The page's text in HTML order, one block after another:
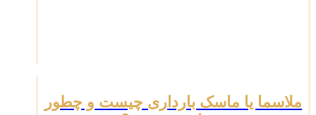
ملاسما یا ماسک بارداری چیست و چطور